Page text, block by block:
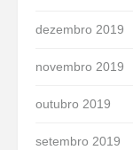
dezembro 2019
novembro 2019
outubro 2019
setembro 2019